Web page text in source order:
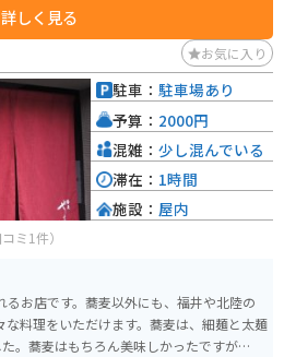
できます。中でもおすすめは、地元産の蕎
す。バイクで訪れた際には、駐車場も
には、日本六古窯の一つに数えられる越
など、観光スポットも点在しています。伝
体験をしたりするのもおすすめです。
詳しく見る
お気に入り
コミ1件）
お店です。蕎麦以外にも、福井や北陸の
料理をいただけます。蕎麦は、細麺と太麺
。蕎麦はもちろん美味しかったですが、ソ
駐車： 駐車場あり
予算： 2000円
混雑： 少し混んでいる
滞在： 1時間
施設： 屋内